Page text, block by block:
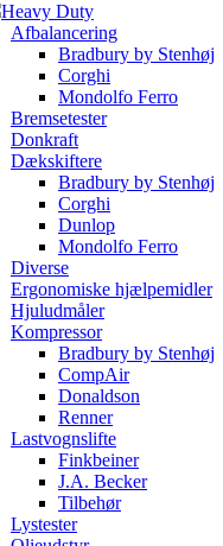
Heavy Duty
Afbalancering
Bradbury by Stenhøj
Corghi
Mondolfo Ferro
Bremsetester
Donkraft
Dækskiftere
Bradbury by Stenhøj
Corghi
Dunlop
Mondolfo Ferro
Diverse
Ergonomiske hjælpemidler
Hjuludmåler
Kompressor
Bradbury by Stenhøj
CompAir
Donaldson
Renner
Lastvognslifte
Finkbeiner
J.A. Becker
Tilbehør
Lystester